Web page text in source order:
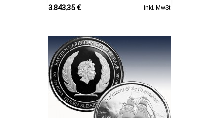
Preis
3.843,35 € inkl. MwSt